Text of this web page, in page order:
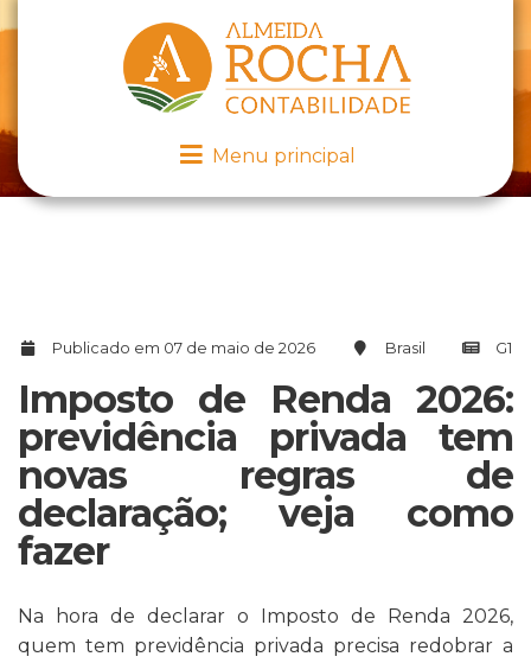
Menu principal
Publicado em 07 de maio de 2026 Brasil G1
Imposto de Renda 2026:
previdência privada tem
novas regras de
declaração; veja como
fazer
Na hora de declarar o Imposto de Renda 2026,
quem tem previdência privada precisa redobrar a